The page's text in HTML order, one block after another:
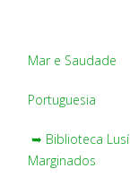
Mar e Saudade
Portuguesia
➥ Biblioteca
Marginados